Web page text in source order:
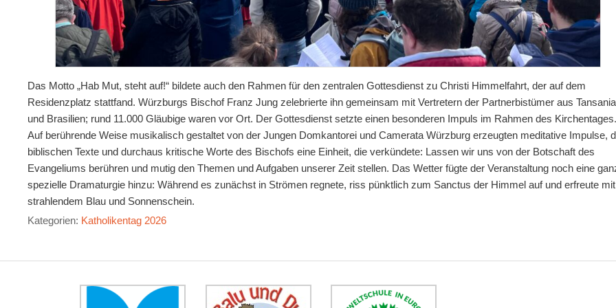
Das Motto „Hab Mut, steht auf!“ bildete auch den Rahmen für den zentralen Gottesdienst zu Christi Himmelfahrt, der auf dem
Residenzplatz stattfand. Würzburgs Bischof Franz Jung zelebrierte ihn gemeinsam mit Vertretern der Partnerbistümer aus Tansania
und Brasilien; rund 11.000 Gläubige waren vor Ort. Der Gottesdienst setzte einen besonderen Impuls im Rahmen des Kirchentages.
Auf berührende Weise musikalisch gestaltet von der Jungen Domkantorei und Camerata Würzburg erzeugten meditative Impulse,
biblischen Texte und durchaus kritische Worte des Bischofs eine Einheit, die verkündete: Lassen wir uns von der Botschaft des
Evangeliums berühren und mutig den Themen und Aufgaben unserer Zeit stellen. Das Wetter fügte der Veranstaltung noch eine
spezielle Dramaturgie hinzu: Während es zunächst in Strömen regnete, riss pünktlich zum Sanctus der Himmel auf und erfreute mit
strahlendem Blau und Sonnenschein.
Kategorien: Katholikentag 2026